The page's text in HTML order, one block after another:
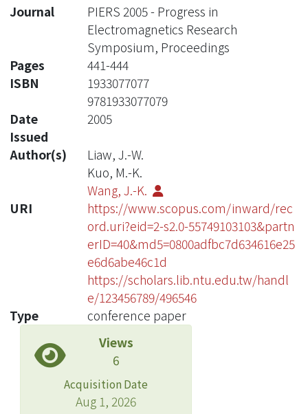
Journal
PIERS 2005 - Progress in
Electromagnetics Research
Symposium, Proceedings
Pages
441-444
ISBN
1933077077
9781933077079
Date
Issued
2005
Author(s)
Liaw, J.-W.
Kuo, M.-K.
Wang, J.-K.
URI
https://www.scopus.com/inward/rec
ord.uri?eid=2-s2.0-55749103103&partn
erID=40&md5=0800adfbc7d634616e25
e6d6abe46c1d
https://scholars.lib.ntu.edu.tw/handl
e/123456789/496546
Type
conference paper
Views
6
Acquisition Date
Aug 1, 2026